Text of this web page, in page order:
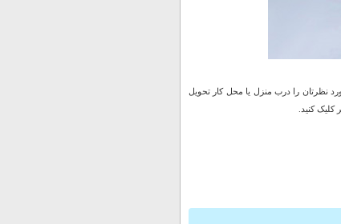
نظرتان را درب منزل یا محل کار تحویل
کنید.